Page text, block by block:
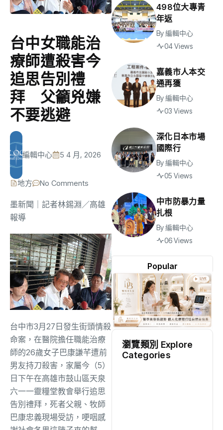
台中女職能治
療師遭殺害今
追思告別禮
拜 父籲兇嫌
不要逃避
編輯中心 5 4 月, 2026
地方 No Comments
墨新聞 ｜記者林錫淵／高雄
報導
台中市3月27日發生街頭情殺
命案，在醫院擔任職能治療
師的26歲女子巴康謙芊遭前
男友持刀殺害，家屬今（5）
日下午在高雄市鼓山區天泉
六一一靈糧堂教會舉行追思
告別禮拜，死者父親、牧師
巴康忠義現場受訪，哽咽感
Popular
498位大專青
年返
By編輯中心
04 Views
嘉義市人本交
通再獲
By編輯中心
03 Views
深化日本市場
國際行
By編輯中心
05 Views
中市防暴力量
扎根
By編輯中心
06 Views
瀏覽類別 Explore
Categories